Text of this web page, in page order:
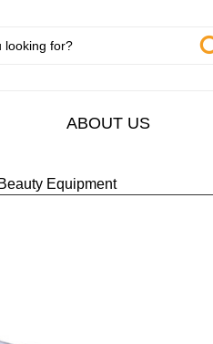
ABOUT US
Equipment